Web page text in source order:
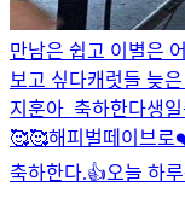
만남은 쉽고 이별은
보고 싶다캐럿들 늦
지훈아_축하한다생
🥰🥰해피벌떼이브로
축하한다.👍오늘 하